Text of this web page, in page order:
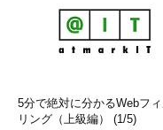
この3つを使いこなせる
というわけで、本連載
5分で絶対に分かるWebフ
リング（上級編） (1/5)